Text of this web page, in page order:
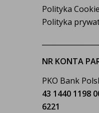
Polityka
Polityka
NR KONTA
PKO Bank
43 1440 1198
6221